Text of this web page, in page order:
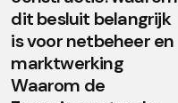
dit besluit belangrijk
is voor netbeheer en
marktwerking
Waarom de